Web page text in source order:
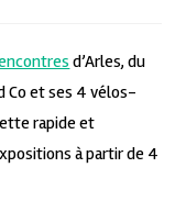
d’Arles, du
Co et ses 4 vélos-
rapide et
à partir de 4